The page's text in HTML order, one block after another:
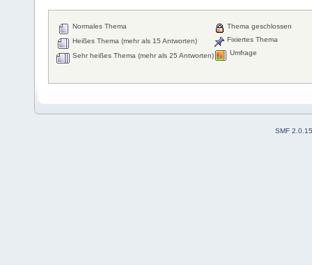
Normales Thema
Heißes Thema (mehr als 15 Antworten)
Sehr heißes Thema (mehr als 25 Antworten)
Thema geschlossen
Fixiertes Thema
Umfrage
SMF 2.0.15